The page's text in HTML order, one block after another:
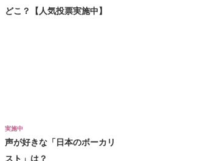
どこ？【人気投票実施中】
実施中
声が好きな「日本のボーカリ
スト」は？